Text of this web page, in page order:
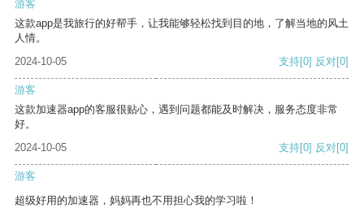
游客
这款app是我旅行的好帮手，让我能够轻松找到目的地，了解当地的风土
人情。
2024-10-05
支持[0] 反对[0]
游客
这款加速器app的客服很贴心，遇到问题都能及时解决，服务态度非常
好。
2024-10-05
支持[0] 反对[0]
游客
超级好用的加速器，妈妈再也不用担心我的学习啦！